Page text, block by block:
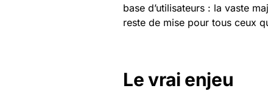
base d’utilisateurs : la vaste
reste de mise pour tous ceux
Le vrai enjeu